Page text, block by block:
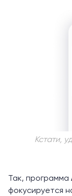
Кстати,
Так, программа
фокусируется